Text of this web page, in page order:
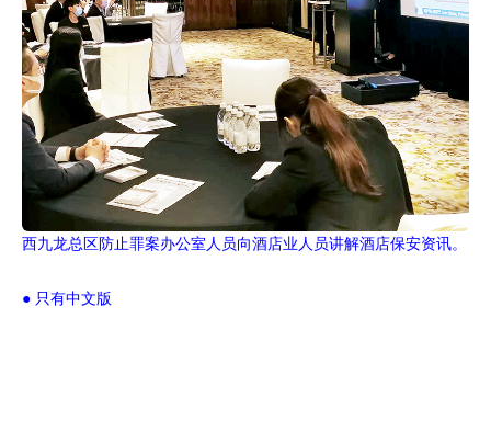
西九龙总区防止罪案办公室人员向酒店业人员讲解酒店保安资讯。
● 只有中文版